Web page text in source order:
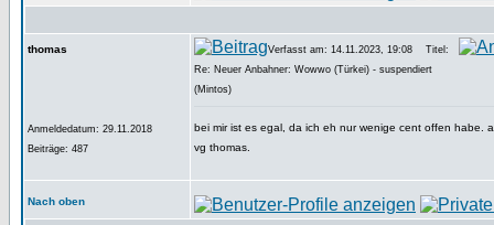
thomas
Anmeldedatum: 29.11.2018
Beiträge: 487
Verfasst am: 14.11.2023, 19:08
Titel:
Re: Neuer Anbahner: Wowwo (Türkei) - suspendiert
(Mintos)
bei mir ist es egal, da ich eh nur wenige cent offen habe.
vg thomas.
Nach oben